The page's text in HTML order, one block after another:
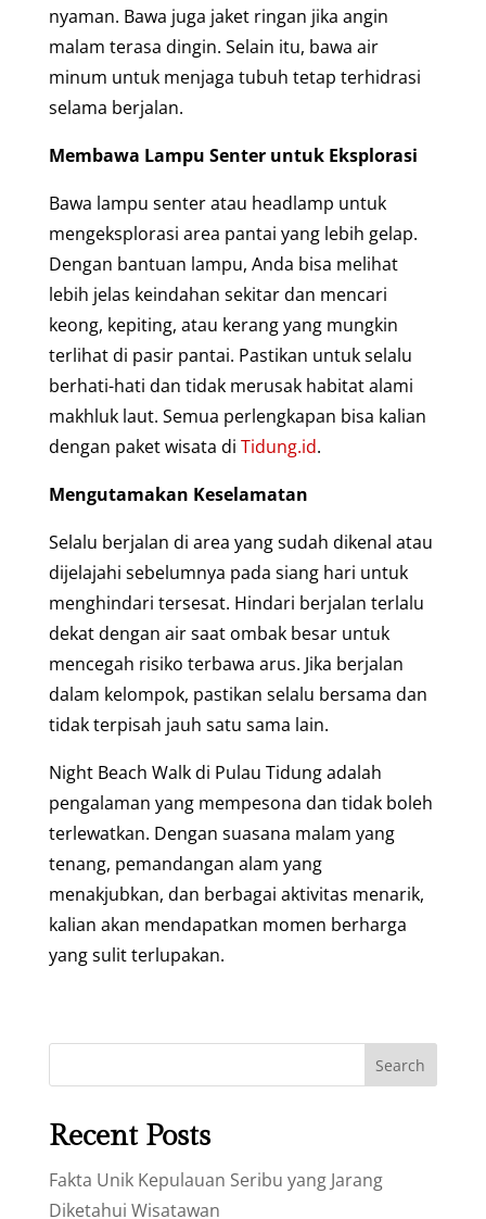
nyaman. Bawa juga jaket ringan jika angin
malam terasa dingin. Selain itu, bawa air
minum untuk menjaga tubuh tetap terhidrasi
selama berjalan.
Membawa Lampu Senter untuk Eksplorasi
Bawa lampu senter atau headlamp untuk
mengeksplorasi area pantai yang lebih gelap.
Dengan bantuan lampu, Anda bisa melihat
lebih jelas keindahan sekitar dan mencari
keong, kepiting, atau kerang yang mungkin
terlihat di pasir pantai. Pastikan untuk selalu
berhati-hati dan tidak merusak habitat alami
makhluk laut. Semua perlengkapan bisa kalian
dengan paket wisata di Tidung.id.
Mengutamakan Keselamatan
Selalu berjalan di area yang sudah dikenal atau
dijelajahi sebelumnya pada siang hari untuk
menghindari tersesat. Hindari berjalan terlalu
dekat dengan air saat ombak besar untuk
mencegah risiko terbawa arus. Jika berjalan
dalam kelompok, pastikan selalu bersama dan
tidak terpisah jauh satu sama lain.
Night Beach Walk di Pulau Tidung adalah
pengalaman yang mempesona dan tidak boleh
terlewatkan. Dengan suasana malam yang
tenang, pemandangan alam yang
menakjubkan, dan berbagai aktivitas menarik,
kalian akan mendapatkan momen berharga
yang sulit terlupakan.
Search
Recent Posts
Fakta Unik Kepulauan Seribu yang Jarang
Diketahui Wisatawan